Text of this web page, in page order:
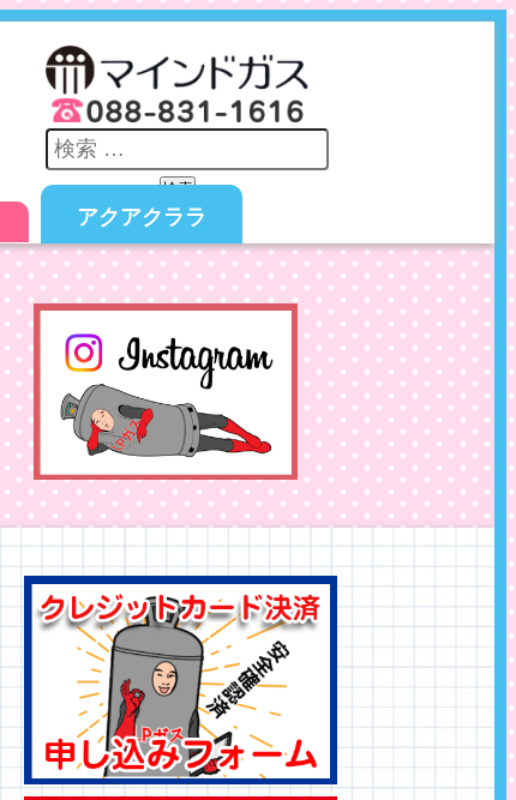
検索
アクアクララ